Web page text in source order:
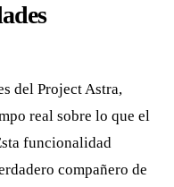
del Project Astra,
real sobre lo que el
funcionalidad
compañero de